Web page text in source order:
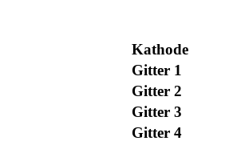
Kathode
Gitter 1
Gitter 2
Gitter 3
Gitter 4